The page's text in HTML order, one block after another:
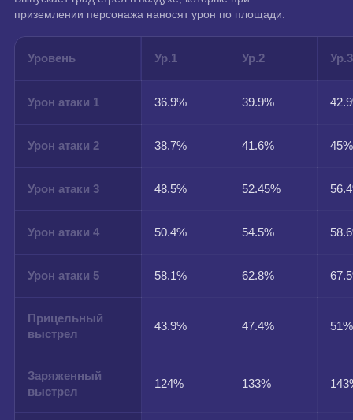
приземлении персонажа наносят урон по площади.
Уровень Ур.1 Ур.2 Ур.3
Урон атаки 1 36.9% 39.9%
Урон атаки 2 38.7% 41.6% 45%
Урон атаки 3 48.5% 52.45%
Урон атаки 4 50.4% 54.5%
Урон атаки 5 58.1% 62.8%
Прицельный
выстрел
43.9% 47.4% 51%
Заряженный
выстрел
124% 133%